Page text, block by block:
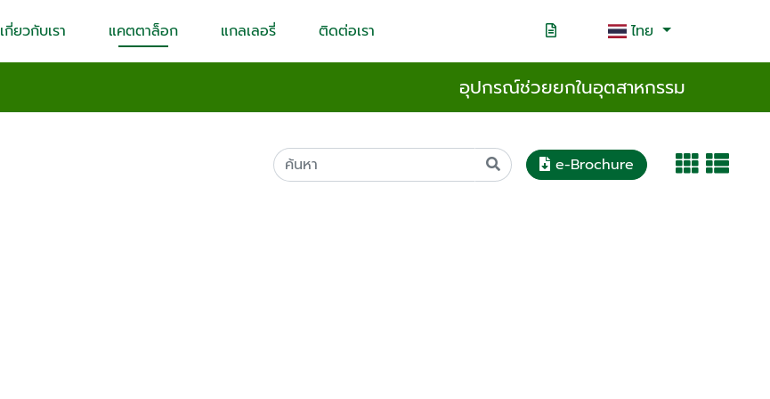
เกี่ยวกับเรา แคตตาล็อก แกลเลอรี่ ติดต่อเรา ไทย
อุปกรณ์ช่วยยกในอุตสาหกรรม
e-Brochure